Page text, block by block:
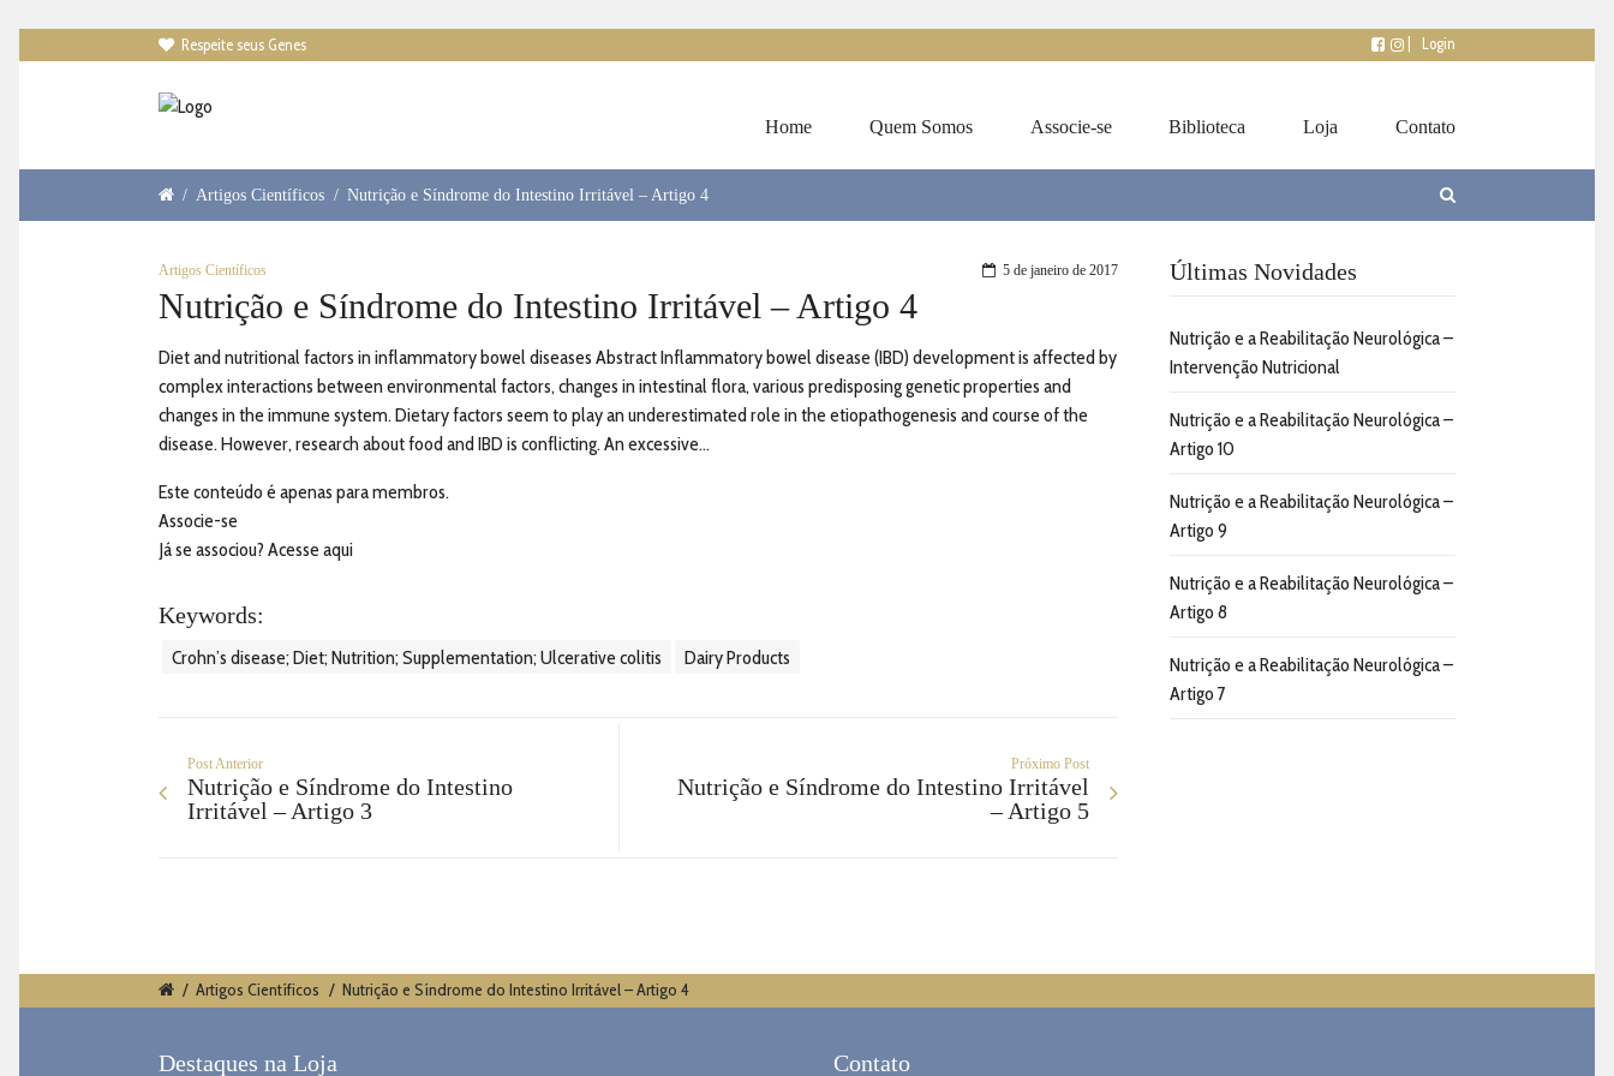
 Respeite seus Genes Login
Home Quem Somos Associe-se Biblioteca Loja Contato
/ Artigos Científicos / Nutrição e Síndrome do Intestino Irritável – Artigo 4
5 de janeiro de 2017
Artigos Científicos
Nutrição e Síndrome do Intestino Irritável – Artigo 4
Diet and nutritional factors in inflammatory bowel diseases Abstract Inflammatory bowel disease (IBD) development is affected by
complex interactions between environmental factors, changes in intestinal flora, various predisposing genetic properties and
changes in the immune system. Dietary factors seem to play an underestimated role in the etiopathogenesis and course of the
disease. However, research about food and IBD is conflicting. An excessive...
Este conteúdo é apenas para membros.
Associe-se
Já se associou? Acesse aqui
Keywords:
Crohn’s disease; Diet; Nutrition; Supplementation; Ulcerative colitis Dairy Products
Post Anterior
Nutrição e Síndrome do Intestino
Irritável – Artigo 3
Próximo Post
Nutrição e Síndrome do Intestino Irritável
– Artigo 5
Últimas Novidades
Nutrição e a Reabilitação Neurológica –
Intervenção Nutricional
Nutrição e a Reabilitação Neurológica –
Artigo 10
Nutrição e a Reabilitação Neurológica –
Artigo 9
Nutrição e a Reabilitação Neurológica –
Artigo 8
Nutrição e a Reabilitação Neurológica –
Artigo 7
/ Artigos Científicos / Nutrição e Síndrome do Intestino Irritável – Artigo 4
Destaques na Loja Contato